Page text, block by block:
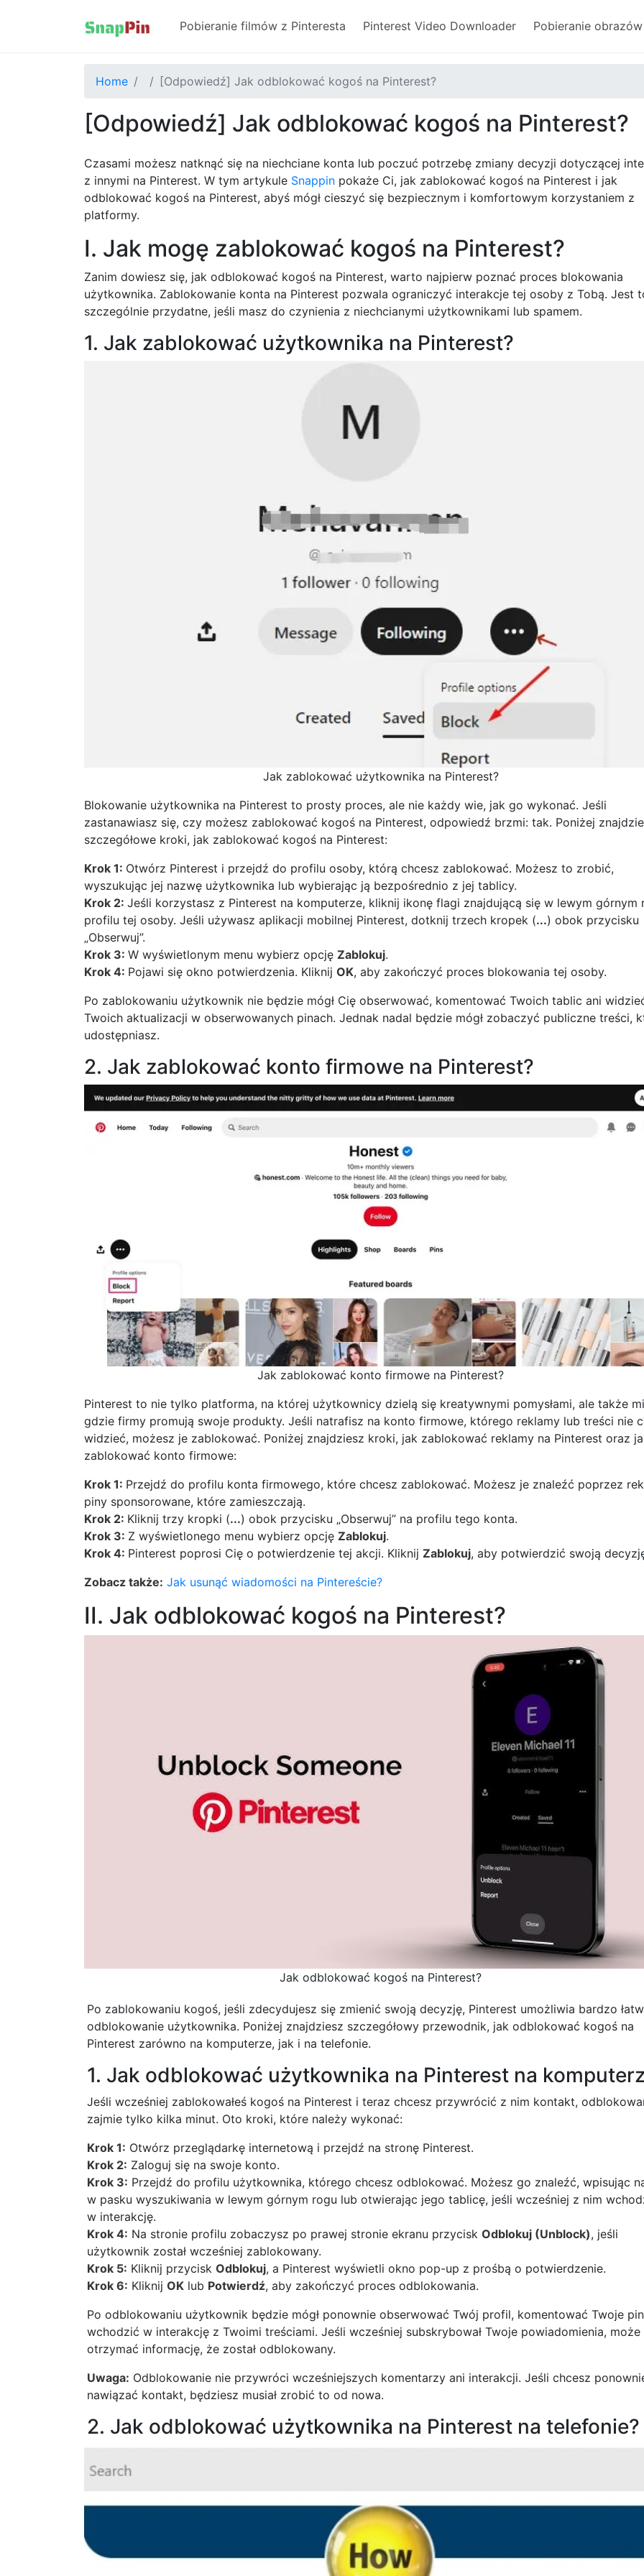
Pobieranie filmów z Pinteresta Pinterest Video Downloader Pobieranie
Home [Odpowiedź] Jak odblokować kogoś na Pinterest?
[Odpowiedź] Jak odblokować kogoś na Pinterest?
Czasami możesz natknąć się na niechciane konta lub poczuć potrzebę zmiany decyzji dotyczącej
z innymi na Pinterest. W tym artykule Snappin pokaże Ci, jak zablokować kogoś na Pinterest i jak
odblokować kogoś na Pinterest, abyś mógł cieszyć się bezpiecznym i komfortowym korzystaniem z
platformy.
I. Jak mogę zablokować kogoś na Pinterest?
Zanim dowiesz się, jak odblokować kogoś na Pinterest, warto najpierw poznać proces blokowania
użytkownika. Zablokowanie konta na Pinterest pozwala ograniczyć interakcje tej osoby z Tobą. Jest
szczególnie przydatne, jeśli masz do czynienia z niechcianymi użytkownikami lub spamem.
1. Jak zablokować użytkownika na Pinterest?
Jak zablokować użytkownika na Pinterest?
Blokowanie użytkownika na Pinterest to prosty proces, ale nie każdy wie, jak go wykonać. Jeśli
zastanawiasz się, czy możesz zablokować kogoś na Pinterest, odpowiedź brzmi: tak. Poniżej
szczegółowe kroki, jak zablokować kogoś na Pinterest:
Krok 1: Otwórz Pinterest i przejdź do profilu osoby, którą chcesz zablokować. Możesz to zrobić,
wyszukując jej nazwę użytkownika lub wybierając ją bezpośrednio z jej tablicy.
Krok 2: Jeśli korzystasz z Pinterest na komputerze, kliknij ikonę flagi znajdującą się w lewym górnym
profilu tej osoby. Jeśli używasz aplikacji mobilnej Pinterest, dotknij trzech kropek (...) obok przycisku
„Obserwuj”.
Krok 3: W wyświetlonym menu wybierz opcję Zablokuj.
Krok 4: Pojawi się okno potwierdzenia. Kliknij OK, aby zakończyć proces blokowania tej osoby.
Po zablokowaniu użytkownik nie będzie mógł Cię obserwować, komentować Twoich tablic ani
Twoich aktualizacji w obserwowanych pinach. Jednak nadal będzie mógł zobaczyć publiczne treści,
udostępniasz.
2. Jak zablokować konto firmowe na Pinterest?
Jak zablokować konto firmowe na Pinterest?
Pinterest to nie tylko platforma, na której użytkownicy dzielą się kreatywnymi pomysłami, ale także
gdzie firmy promują swoje produkty. Jeśli natrafisz na konto firmowe, którego reklamy lub treści nie
widzieć, możesz je zablokować. Poniżej znajdziesz kroki, jak zablokować reklamy na Pinterest oraz
zablokować konto firmowe:
Krok 1: Przejdź do profilu konta firmowego, które chcesz zablokować. Możesz je znaleźć poprzez
piny sponsorowane, które zamieszczają.
Krok 2: Kliknij trzy kropki (...) obok przycisku „Obserwuj” na profilu tego konta.
Krok 3: Z wyświetlonego menu wybierz opcję Zablokuj.
Krok 4: Pinterest poprosi Cię o potwierdzenie tej akcji. Kliknij Zablokuj, aby potwierdzić swoją
Zobacz także: Jak usunąć wiadomości na Pintereście?
II. Jak odblokować kogoś na Pinterest?
Jak odblokować kogoś na Pinterest?
Po zablokowaniu kogoś, jeśli zdecydujesz się zmienić swoją decyzję, Pinterest umożliwia bardzo
odblokowanie użytkownika. Poniżej znajdziesz szczegółowy przewodnik, jak odblokować kogoś na
Pinterest zarówno na komputerze, jak i na telefonie.
1. Jak odblokować użytkownika na Pinterest na
Jeśli wcześniej zablokowałeś kogoś na Pinterest i teraz chcesz przywrócić z nim kontakt,
zajmie tylko kilka minut. Oto kroki, które należy wykonać:
Krok 1: Otwórz przeglądarkę internetową i przejdź na stronę Pinterest.
Krok 2: Zaloguj się na swoje konto.
Krok 3: Przejdź do profilu użytkownika, którego chcesz odblokować. Możesz go znaleźć, wpisując
w pasku wyszukiwania w lewym górnym rogu lub otwierając jego tablicę, jeśli wcześniej z nim
w interakcję.
Krok 4: Na stronie profilu zobaczysz po prawej stronie ekranu przycisk Odblokuj (Unblock), jeśli
użytkownik został wcześniej zablokowany.
Krok 5: Kliknij przycisk Odblokuj, a Pinterest wyświetli okno pop-up z prośbą o potwierdzenie.
Krok 6: Kliknij OK lub Potwierdź, aby zakończyć proces odblokowania.
Po odblokowaniu użytkownik będzie mógł ponownie obserwować Twój profil, komentować Twoje
wchodzić w interakcję z Twoimi treściami. Jeśli wcześniej subskrybował Twoje powiadomienia, może
otrzymać informację, że został odblokowany.
Uwaga: Odblokowanie nie przywróci wcześniejszych komentarzy ani interakcji. Jeśli chcesz
nawiązać kontakt, będziesz musiał zrobić to od nowa.
2. Jak odblokować użytkownika na Pinterest na telefonie?